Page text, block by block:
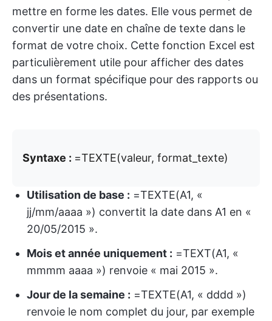
mettre en forme les dates. Elle vous permet de
convertir une date en chaîne de texte dans le
format de votre choix. Cette fonction Excel est
particulièrement utile pour afficher des dates
dans un format spécifique pour des rapports ou
des présentations.
Syntaxe : =TEXTE(valeur, format_texte)
Utilisation de base : =TEXTE(A1, «
jj/mm/aaaa ») convertit la date dans A1 en «
20/05/2015 ».
Mois et année uniquement : =TEXT(A1, «
mmmm aaaa ») renvoie « mai 2015 ».
Jour de la semaine : =TEXTE(A1, « dddd »)
renvoie le nom complet du jour, par exemple